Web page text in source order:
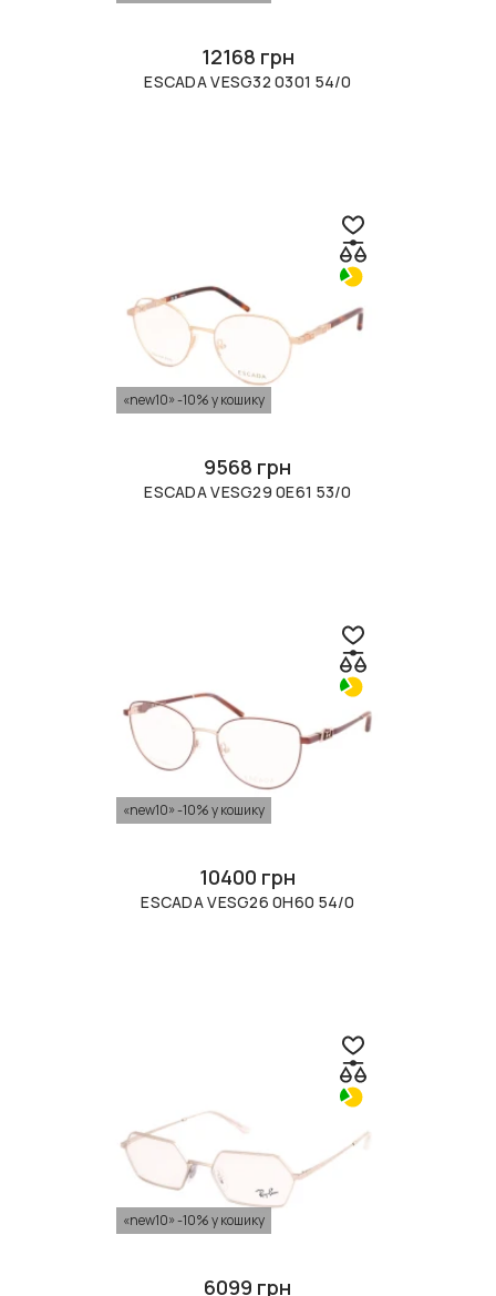
12168 грн
ESCADA VESG32 0301 54/0
«new10» -10% у кошику
9568 грн
ESCADA VESG29 0E61 53/0
«new10» -10% у кошику
10400 грн
ESCADA VESG26 0H60 54/0
«new10» -10% у кошику
6099 грн